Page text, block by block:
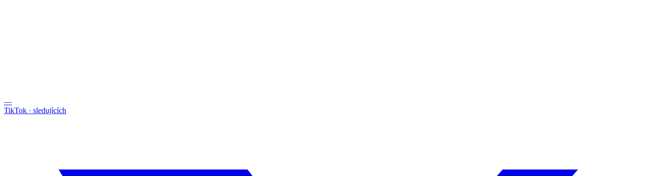
—
TikTok · sledujících